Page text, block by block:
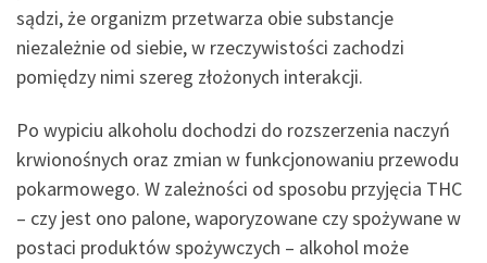
sądzi, że organizm przetwarza obie substancje
niezależnie od siebie, w rzeczywistości zachodzi
pomiędzy nimi szereg złożonych interakcji.
Po wypiciu alkoholu dochodzi do rozszerzenia naczyń
krwionośnych oraz zmian w funkcjonowaniu przewodu
pokarmowego. W zależności od sposobu przyjęcia THC
– czy jest ono palone, waporyzowane czy spożywane w
postaci produktów spożywczych – alkohol może